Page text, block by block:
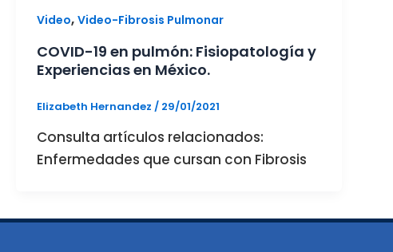
Video, Video-Fibrosis Pulmonar
COVID-19 en pulmón: Fisiopatología y
Experiencias en México.
Elizabeth Hernandez / 29/01/2021
Consulta artículos relacionados:
Enfermedades que cursan con Fibrosis